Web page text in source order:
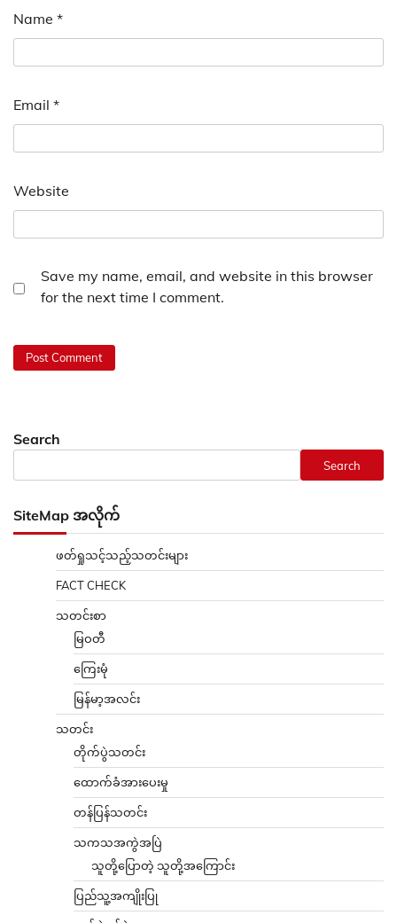
Name *
Email *
Website
Save my name, email, and website in this browser
for the next time I comment.
Search
Search
SiteMap အလိုက်
ဖတ်ရှုသင့်သည့်သတင်းများ
FACT CHECK
သတင်းစာ
မြဝတီ
ကြေးမုံ
မြန်မာ့အလင်း
သတင်း
တိုက်ပွဲသတင်း
ထောက်ခံအားပေးမှု
တန်ပြန်သတင်း
သကသအကွဲအပြဲ
သူတို့ပြောတဲ့ သူတို့အကြောင်း
ပြည်သူ့အကျိုးပြု